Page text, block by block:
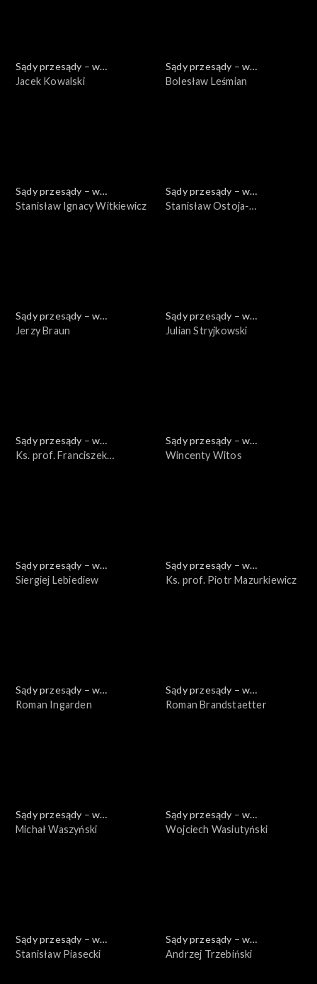
Sądy przesądy – w
powiększeniu
Jacek Kowalski
Sądy przesądy – w
powiększeniu
Bolesław Leśmian
Sądy przesądy – w
powiększeniu
Stanisław Ignacy Witkiewicz
Sądy przesądy – w
powiększeniu
Stanisław Ostoja-
Sądy przesądy – w
powiększeniu
Jerzy Braun
Sądy przesądy – w
powiększeniu
Julian Stryjkowski
Sądy przesądy – w
powiększeniu
Ks. prof. Franciszek
Sądy przesądy – w
powiększeniu
Wincenty Witos
Sądy przesądy – w
powiększeniu
Siergiej Lebiediew
Sądy przesądy – w
powiększeniu
Ks. prof. Piotr Mazurkiewicz
Sądy przesądy – w
powiększeniu
Roman Ingarden
Sądy przesądy – w
powiększeniu
Roman Brandstaetter
Sądy przesądy – w
powiększeniu
Michał Waszyński
Sądy przesądy – w
powiększeniu
Wojciech Wasiutyński
Sądy przesądy – w
powiększeniu
Stanisław Piasecki
Sądy przesądy – w
powiększeniu
Andrzej Trzebiński